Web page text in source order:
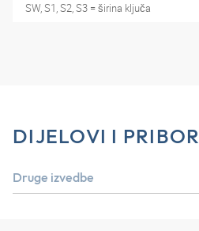
SW, S1, S2, S3 = širina ključa
DIJELOVI I PRIBOR
Druge izvedbe